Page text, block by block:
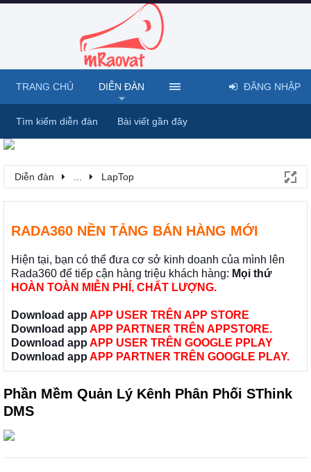
Diễn đàn LapTop
RADA360 NỀN TẢNG BÁN HÀNG MỚI
Hiện tại, bạn có thể đưa cơ sở kinh doanh của mình lên
Rada360 để tiếp cận hàng triệu khách hàng: Mọi thứ
HOÀN TOÀN MIỄN PHÍ, CHẤT LƯỢNG.
Download app APP USER TRÊN APP STORE
Download app APP PARTNER TRÊN APPSTORE.
Download app APP USER TRÊN GOOGLE PPLAY
Download app APP PARTNER TRÊN GOOGLE PLAY.
Phần Mềm Quản Lý Kênh Phân Phối SThink
DMS
TRANG CHỦ DIỄN ĐÀN
Tìm kiếm diễn đàn Bài viết gần đây
ĐĂNG NHẬP